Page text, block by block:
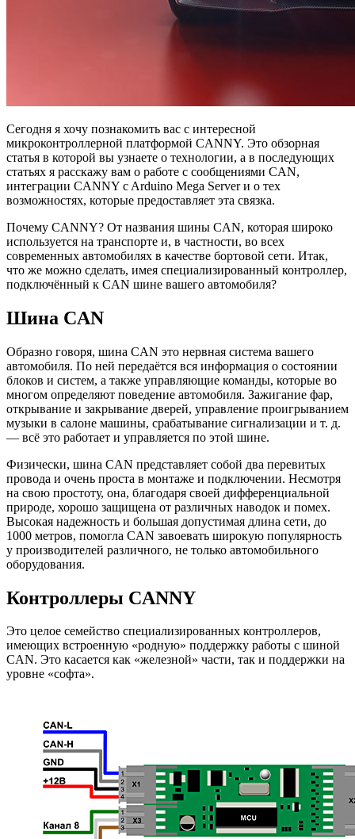
Сегодня я хочу познакомить вас с интересной
микроконтроллерной платформой CANNY. Это обзорная
статья в которой вы узнаете о технологии, а в последующих
статьях я расскажу вам о работе с сообщениями CAN,
интеграции CANNY c Arduino Mega Server и о тех
возможностях, которые предоставляет эта связка.
Почему CANNY? От названия шины CAN, которая широко
используется на транспорте и, в частности, во всех
современных автомобилях в качестве бортовой сети. Итак,
что же можно сделать, имея специализированный контроллер,
подключённый к CAN шине вашего автомобиля?
Шина CAN
Образно говоря, шина CAN это нервная система вашего
автомобиля. По ней передаётся вся информация о состоянии
блоков и систем, а также управляющие команды, которые во
многом определяют поведение автомобиля. Зажигание фар,
открывание и закрывание дверей, управление проигрыванием
музыки в салоне машины, срабатывание сигнализации и т. д.
— всё это работает и управляется по этой шине.
Физически, шина CAN представляет собой два перевитых
провода и очень проста в монтаже и подключении. Несмотря
на свою простоту, она, благодаря своей дифференциальной
природе, хорошо защищена от различных наводок и помех.
Высокая надежность и большая допустимая длина сети, до
1000 метров, помогла CAN завоевать широкую популярность
у производителей различного, не только автомобильного
оборудования.
Контроллеры CANNY
Это целое семейство специализированных контроллеров,
имеющих встроенную «родную» поддержку работы с шиной
CAN. Это касается как «железной» части, так и поддержки на
уровне «софта».